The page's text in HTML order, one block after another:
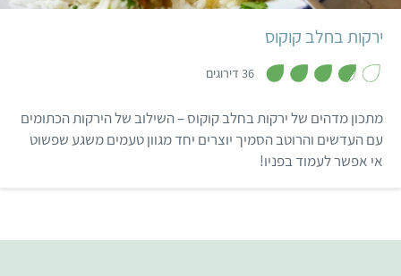
ירקות בחלב קוקוס
36 דירוגים
ת
ו
ך
מתכון מדהים של ירקות בחלב קוקוס – השילוב של הירקות הכתומים
עם העדשים והרוטב הסמיך יוצרים יחד מגוון טעמים משגע שפשוט
אי אפשר לעמוד בפניו!